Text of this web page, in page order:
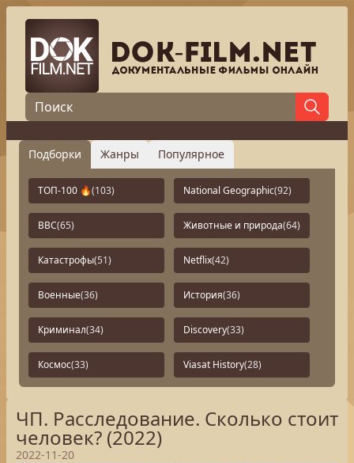
Подборки Жанры Популярное
ТОП-100 🔥(103) National Geographic(92)
BBC(65) Животные и природа(64)
Катастрофы(51) Netflix(42)
Военные(36) История(36)
Криминал(34) Discovery(33)
Космос(33) Viasat History(28)
ЧП. Расследование. Сколько стоит
человек? (2022)
2022-11-20